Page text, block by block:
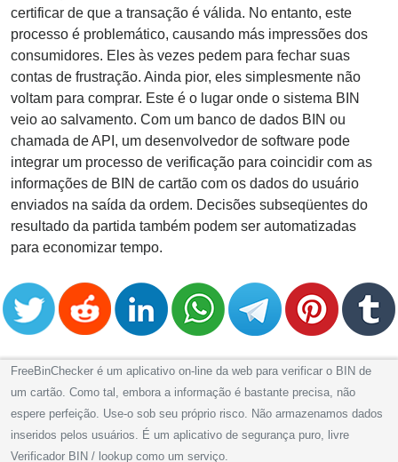
certificar de que a transação é válida. No entanto, este
processo é problemático, causando más impressões dos
consumidores. Eles às vezes pedem para fechar suas
contas de frustração. Ainda pior, eles simplesmente não
voltam para comprar. Este é o lugar onde o sistema BIN
veio ao salvamento. Com um banco de dados BIN ou
chamada de API, um desenvolvedor de software pode
integrar um processo de verificação para coincidir com as
informações de BIN de cartão com os dados do usuário
enviados na saída da ordem. Decisões subseqüentes do
resultado da partida também podem ser automatizadas
para economizar tempo.
FreeBinChecker é um aplicativo on-line da web para verificar o BIN de
um cartão. Como tal, embora a informação é bastante precisa, não
espere perfeição. Use-o sob seu próprio risco. Não armazenamos dados
inseridos pelos usuários. É um aplicativo de segurança puro, livre
Verificador BIN / lookup como um serviço.